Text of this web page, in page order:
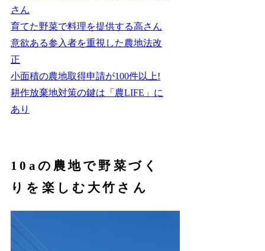
さん
育てた野菜で料理を提供する高さん
意欲ある参入者を重視した農地法改
正
小面積の農地取得申請が100件以上!
耕作放棄地対策の鍵は「農LIFE」に
あり
10aの農地で野菜づく
りを楽しむ大竹さん